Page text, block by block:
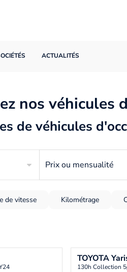
ACTUALITÉS
nos véhicules
de véhicules
Prix ou mensualité
de vitesse Kilométrage
TOYOTA
130h Collection